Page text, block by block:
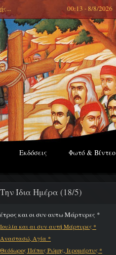
... 00:13 - 8/8/2026
Εκδόσεις Φωτό & Βίντεο
Την Ίδια Ημέρα (18/5)
και οι συν αυτω Μάρτυρες *
Ιουλία και αι συν αυτή Μάρτυρες *
Αναστασώ, Αγία *
Θεόδωρος Πάπας Ρώμης, Ιερομάρτυς *